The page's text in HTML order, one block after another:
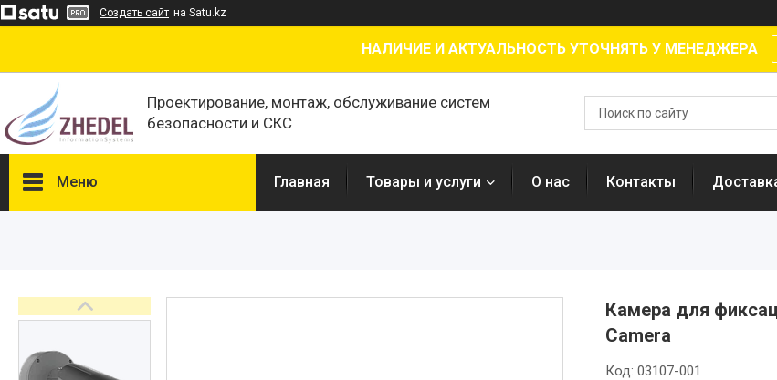
Создать сайт на Satu.kz
НАЛИЧИЕ И АКТУАЛЬНОСТЬ УТОЧНЯТЬ У МЕНЕДЖЕРА
Проектирование, монтаж, обслуживание систем
безопасности и СКС
Меню
Сертификаты
Главная Товары и услуги О нас Контакты
Камера для
Camera
Код: 03107-001